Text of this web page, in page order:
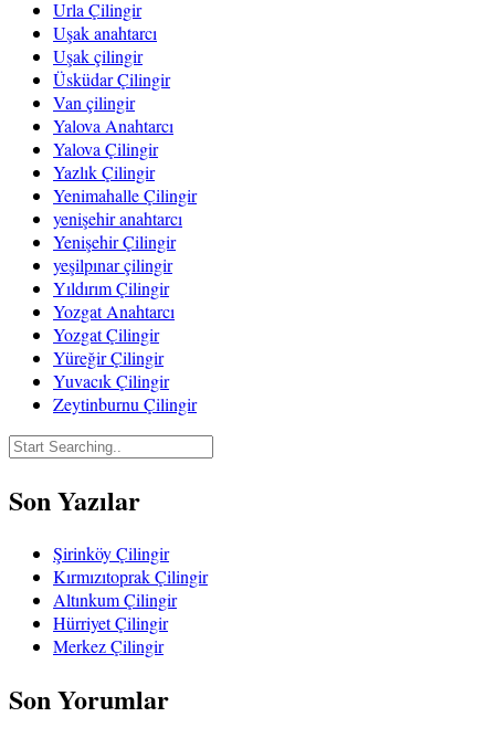
Urla Çilingir
Uşak anahtarcı
Uşak çilingir
Üsküdar Çilingir
Van çilingir
Yalova Anahtarcı
Yalova Çilingir
Yazlık Çilingir
Yenimahalle Çilingir
yenişehir anahtarcı
Yenişehir Çilingir
yeşilpınar çilingir
Yıldırım Çilingir
Yozgat Anahtarcı
Yozgat Çilingir
Yüreğir Çilingir
Yuvacık Çilingir
Zeytinburnu Çilingir
Son Yazılar
Şirinköy Çilingir
Kırmızıtoprak Çilingir
Altınkum Çilingir
Hürriyet Çilingir
Merkez Çilingir
Son Yorumlar